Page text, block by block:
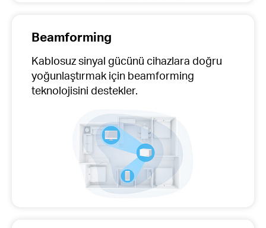
Beamforming
Kablosuz sinyal gücünü cihazlara doğru
yoğunlaştırmak için beamforming
teknolojisini destekler.